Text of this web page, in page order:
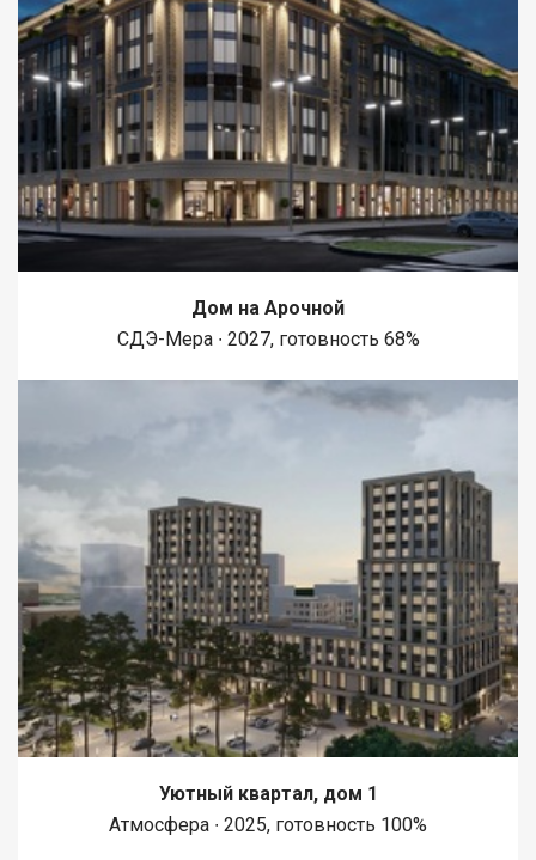
Дом на Арочной
СДЭ-Мера ∙ 2027, готовность 68%
Уютный квартал, дом 1
Атмосфера ∙ 2025, готовность 100%